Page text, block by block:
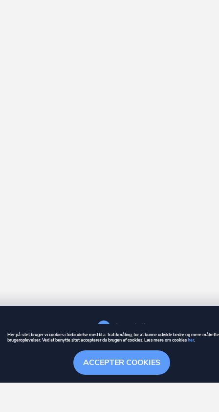
Søgehistorik Menu
GUIDE BETINGELSER
er et registreret varemærke tilhørende ownr ApS – CVR nr.: 36 40 88
Stationsparken 26. 2., 2600 Glostrup, info@ownr.dk
ACCEPTER COOKIES
Her på sitet bruger vi cookies i forbindelse med bl.a. trafikmåling, for at kunne udvikle bedre og mere
brugeroplevelser. Ved at benytte sitet accepterer du brugen af cookies. Læs mere om cookiesher.